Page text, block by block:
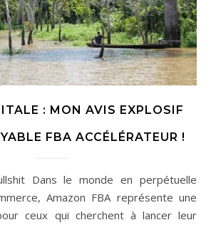
: MON AVIS EXPLOSIF
FBA ACCÉLÉRATEUR !
Amazon FBA représente une
ceux qui cherchent à lancer leur